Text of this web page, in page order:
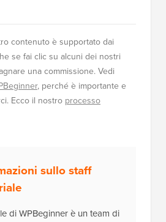
contenuto è supportato dai
se fai clic su alcuni dei nostri
una commissione. Vedi
, perché è importante e
Ecco il nostro processo
sullo staff
di WPBeginner è un team di